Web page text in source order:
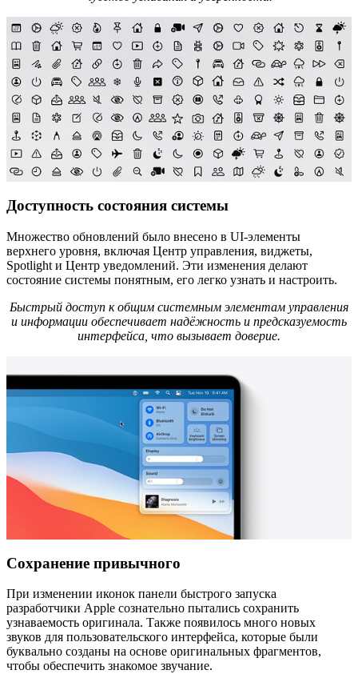
Доступность состояния системы
Множество обновлений было внесено в UI-элементы
верхнего уровня, включая Центр управления, виджеты,
Spotlight и Центр уведомлений. Эти изменения делают
состояние системы понятным, его легко узнать и настроить.
Быстрый доступ к общим системным элементам управления
и информации обеспечивает надёжность и предсказуемость
интерфейса, что вызывает доверие.
Сохранение привычного
При изменении иконок панели быстрого запуска
разработчики Apple сознательно пытались сохранить
узнаваемость оригинала. Также появилось много новых
звуков для пользовательского интерфейса, которые были
буквально созданы на основе оригинальных фрагментов,
чтобы обеспечить знакомое звучание.